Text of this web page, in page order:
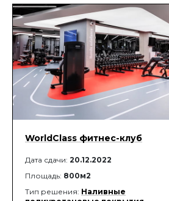
WorldClass фитнес-клуб
Дата сдачи: 20.12.2022
Площадь: 800м2
Тип решения: Наливные